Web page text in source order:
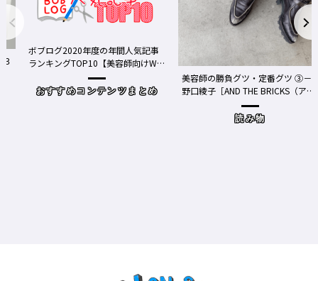
ボブログ2020年度の年間人気記事
ランキングTOP10【美容師向けWe
おすすめコンテンツまとめ
美容師の勝負グツ・定番グツ ③－
野口綾子［AND THE BRICKS（アン
ドザブリックス）／神奈川県鎌倉
読み物